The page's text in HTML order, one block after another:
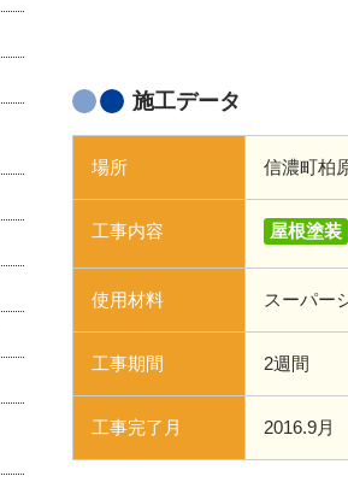
施工データ
場所 信濃町柏
工事内容 屋根塗装
使用材料 スーパー
工事期間 2週間
工事完了月 2016.9月